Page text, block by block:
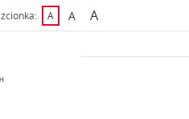
tekst na czarnym tle
Adomyślna czcionka
Awiększa czcionka
Anajwiększa